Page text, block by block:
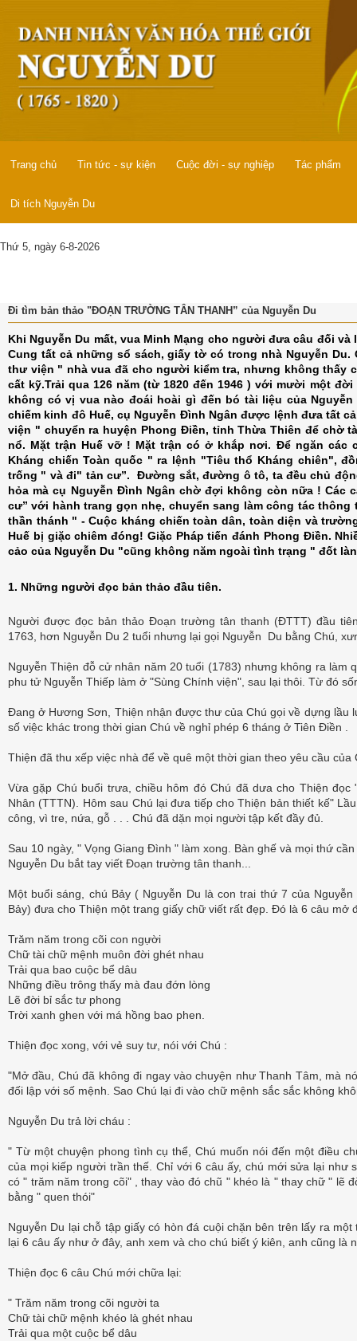
Trang chủ Tin tức - sự kiện Cuộc đời - sự nghiệp Tác phẩm
Di tích Nguyễn Du
Thứ 5, ngày 6-8-2026
Đi tìm bản thảo "ĐOẠN TRƯỜNG TÂN THANH” của Nguyễn Du
Khi Nguyễn Du mất, vua Minh Mạng cho người đưa câu đối
Cung tất cả những sổ sách, giấy tờ có trong nhà Nguyễn
thư viện " nhà vua đã cho người kiểm tra, nhưng không thấy
cất kỹ.Trải qua 126 năm (từ 1820 đến 1946 ) với mười một
không có vị vua nào đoái hoài gì đến bó tài liệu của Nguyễn
chiếm kinh đô Huế, cụ Nguyễn Đình Ngân được lệnh đưa tất
viện " chuyển ra huyện Phong Điền, tỉnh Thừa Thiên để chờ
nổ. Mặt trận Huế vỡ ! Mặt trận cóở khắp nơi. Để ngăn các
Kháng chiến Toàn quốc " ra lệnh "Tiêu thổ Kháng chiên",
trống " và đi" tản cư”. Đường sắt, đường ô tô, ta đều chủ
hỏa mà cụ Nguyễn Đình Ngân chờ đợi không còn nữa ! Các
cư” với hành trang gọn nhẹ, chuyển sang làm công tác
thần thánh " - Cuộc kháng chiến toàn dân, toàn diện và
Huế bị giặc chiêm đóng! Giặc Pháp tiến đánh Phong Điền.
cảo của Nguyễn Du "cũng không năm ngoài tình trạng " đốt
1. Những người đọc bản thảo đầu tiên.
Người được đọc bản thảo Đoạn trường tân thanh (ĐTTT) đầu
1763, hơn Nguyễn Du 2 tuổi nhưng lại gọi Nguyễn Du bằng Chú,
Nguyễn Thiện đỗ cử nhân năm 20 tuổi (1783) nhưng không ra làm
phu tử Nguyễn Thiếp làm ở "Sùng Chính viện", sau lại thôi. Từ đó
Đang ở Hương Sơn, Thiện nhận được thư của Chú gọi về dựng lầu
số việc khác trong thời gian Chú về nghỉ phép 6 tháng ở Tiên Điền .
Thiện đã thu xếp việc nhà để về quê một thời gian theo yêu cầu của
Vừa gặp Chú buổi trưa, chiều hôm đó Chú đã dưa cho Thiện
Nhân (TTTN). Hôm sau Chú lại đưa tiếp cho Thiện bản thiết kế"
công, vì tre, nứa, gỗ . . . Chú đã dặn mọi người tập kết đầy đủ.
Sau 10 ngày, " Vọng Giang Đình " làm xong. Bàn ghế và mọi thứ
Nguyễn Du bắt tay viết Đoạn trường tân thanh...
Một buổi sáng, chú Bảy ( Nguyễn Du là con trai thứ 7 của
Bảy) đưa cho Thiện một trang giấy chữ viết rất đẹp. Đó là 6 câu mở
Trăm năm trong cõi con ngựời
Chữ tài chữ mệnh muôn đời ghét nhau
Trải qua bao cuộc bể dâu
Những điều trông thấy mà đau đớn lòng
Lẽ đời bỉ sắc tư phong
Trời xanh ghen với má hồng bao phen.
Thiện đọc xong, với vẻ suy tư, nói với Chú :
"Mở đầu, Chú đã không đi ngay vào chuyện như Thanh Tâm, mà
đối lập với số mệnh. Sao Chú lại đi vào chữ mệnh sắc sắc không
Nguyễn Du trả lời cháu :
" Từ một chuyện phong tình cụ thể, Chú muốn nói đến một điều
của mọi kiếp người trần thế. Chỉ với 6 câu ấy, chú mới sửa lại như
có " trăm năm trong cõi" , thay vào đó chũ " khéo là " thay chữ " lẽ
bằng " quen thói"
Nguyễn Du lại chỗ tập giấy có hòn đá cuội chặn bên trên lấy ra
lại 6 câu ấy như ở đây, anh xem và cho chú biết ý kiên, anh cũng là
Thiện đọc 6 câu Chú mới chữa lại:
" Trăm năm trong cõi người ta
Chữ tài chữ mệnh khéo là ghét nhau
Trải qua một cuộc bể dâu